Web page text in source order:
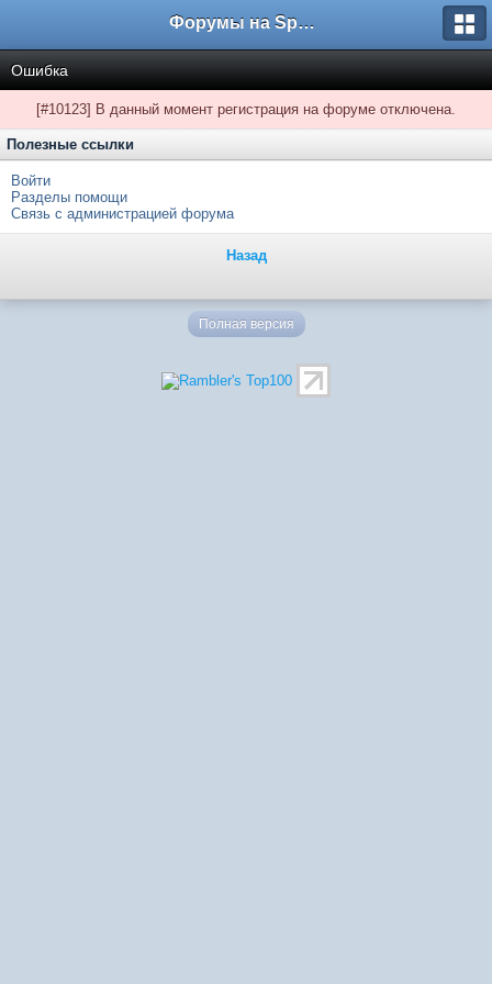
Форумы на Sportbox.ru
Ошибка
[#10123] В данный момент регистрация на форуме отключена.
Полезные ссылки
Войти
Разделы помощи
Связь с администрацией форума
Назад
Полная версия